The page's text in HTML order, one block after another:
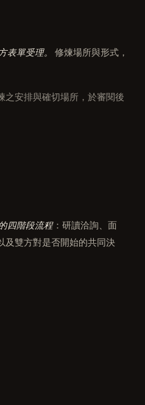
表單受理。
修煉場所與形式，
之安排與確切場所，於審閱後
四階段流程：研讀洽詢、面
及雙方對是否開始的共同決